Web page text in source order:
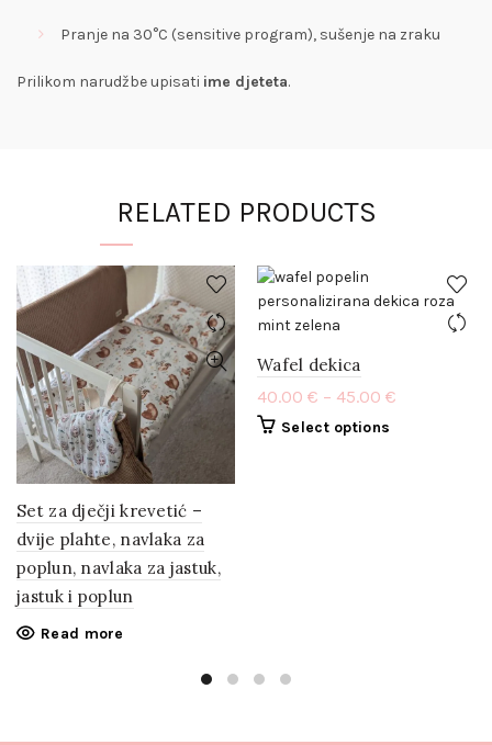
Pranje na 30°C (sensitive program), sušenje na zraku
Prilikom narudžbe upisati ime djeteta.
RELATED PRODUCTS
Set za dječji krevetić –
dvije plahte, navlaka za
poplun, navlaka za jastuk,
jastuk i poplun
Read more
Wafel dekica
40.00 € – 45.00 €
Select options